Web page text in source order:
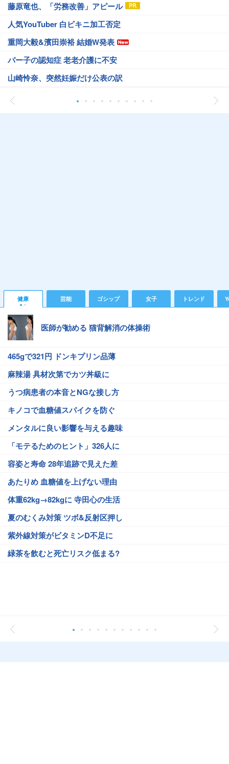
藤原竜也、「労務改善」アピール
人気YouTuber 白ビキニ加工否定
重岡大毅&濱田崇裕 結婚W発表
パー子の認知症 老老介護に不安
山崎怜奈、突然妊娠だけ公表の訳
健康 芸能 ゴシップ 女子 トレンド
医師が勧める 猫背解消の体操術
465gで321円 ドンキプリン品薄
麻辣湯 具材次第でカツ丼級に
うつ病患者の本音とNGな接し方
キノコで血糖値スパイクを防ぐ
メンタルに良い影響を与える趣味
「モテるためのヒント」326人に
容姿と寿命 28年追跡で見えた差
あたりめ 血糖値を上げない理由
体重62kg→82kgに 寺田心の生活
夏のむくみ対策 ツボ&反射区押し
紫外線対策がビタミンD不足に
緑茶を飲むと死亡リスク低まる?